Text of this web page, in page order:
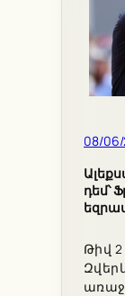
08/
դեմ՝
Թիվ